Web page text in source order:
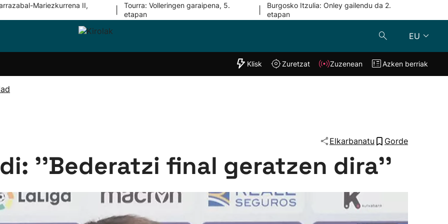
Mariezkurrena II,
Tourra: Volleringen garaipena, 5.
etapan
Burgosko Itzulia: Onley gailendu da 2.
etapan
EU
Taldeak
"Helmuga"
Klisk Zuzenean
Klisk Zuretzat Zuzenean Azken berriak
Elkarbanatu Gorde
''Bederatzi final geratzen dira''